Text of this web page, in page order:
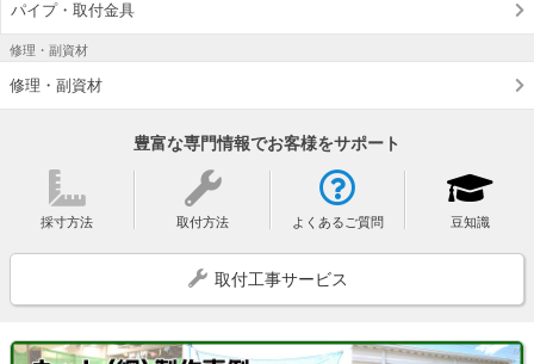
パイプ・取付金具
修理・副資材
修理・副資材
豊富な専門情報でお客様をサポート
採寸方法 取付方法 よくあるご質問 豆知識
取付工事サービス